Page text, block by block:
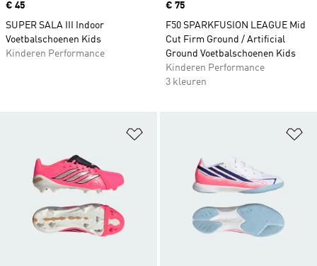
Price
€ 45
SUPER SALA III Indoor
Voetbalschoenen Kids
Kinderen Performance
Price
€ 75
F50 SPARKFUSION LEAGUE Mid
Cut Firm Ground / Artificial
Ground Voetbalschoenen Kids
Kinderen Performance
3 kleuren